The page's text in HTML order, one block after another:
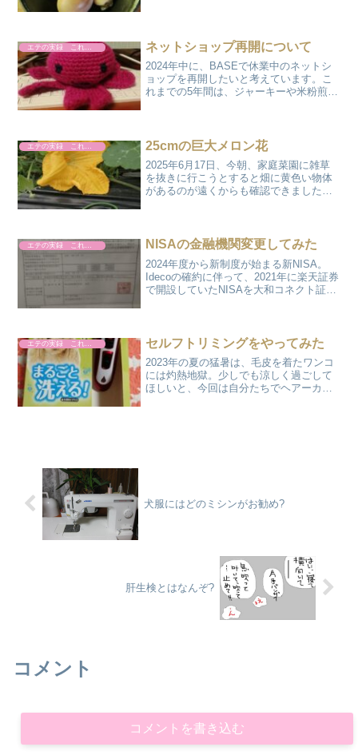
にある雄滝茶屋の美味...
エテの実録 これやりました ネットショップ再開について
2024年中に、BASEで休業中のネットシ
ョップを再開したいと考えています。こ
れまでの5年間は、ジャーキーや米粉煎餅
は無しです)わ...
25cmの巨大メロン花
2025年6月17日、今朝、家庭菜園に雑草
を抜きに行こうとすると畑に黄色い物体
があるのが遠くからも確認できました。
15cmほ...
NISAの金融機関変更してみた
2024年度から新制度が始まる新NISA。
Idecoの確約に伴って、2021年に楽天証券
で開設していたNISAを大和コネクト証券
エテの実録 これやりました セルフトリミングをやってみた
2023年の夏の猛暑は、毛皮を着たワンコ
には灼熱地獄。少しでも涼しく過ごして
ほしいと、今回は自分たちでヘアーカッ
犬服にはどのミシンがお勧め?
肝生検とはなんぞ?
コメント
コメントを書き込む